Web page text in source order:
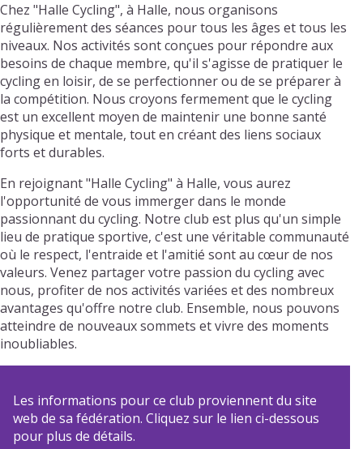
Chez "Halle Cycling", à Halle, nous organisons
régulièrement des séances pour tous les âges et tous les
niveaux. Nos activités sont conçues pour répondre aux
besoins de chaque membre, qu'il s'agisse de pratiquer le
cycling en loisir, de se perfectionner ou de se préparer à
la compétition. Nous croyons fermement que le cycling
est un excellent moyen de maintenir une bonne santé
physique et mentale, tout en créant des liens sociaux
forts et durables.
En rejoignant "Halle Cycling" à Halle, vous aurez
l'opportunité de vous immerger dans le monde
passionnant du cycling. Notre club est plus qu'un simple
lieu de pratique sportive, c'est une véritable communauté
où le respect, l'entraide et l'amitié sont au cœur de nos
valeurs. Venez partager votre passion du cycling avec
nous, profiter de nos activités variées et des nombreux
avantages qu'offre notre club. Ensemble, nous pouvons
atteindre de nouveaux sommets et vivre des moments
inoubliables.
Les informations pour ce club proviennent du site
web de sa fédération. Cliquez sur le lien ci-dessous
pour plus de détails.